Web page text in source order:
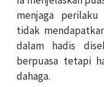
menjaga
tidak
dalam hadis
berpuasa tetapi
dahaga.